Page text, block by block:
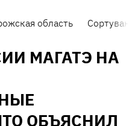
область
МАГАТЭ НА
ОБЪЯСНИЛ